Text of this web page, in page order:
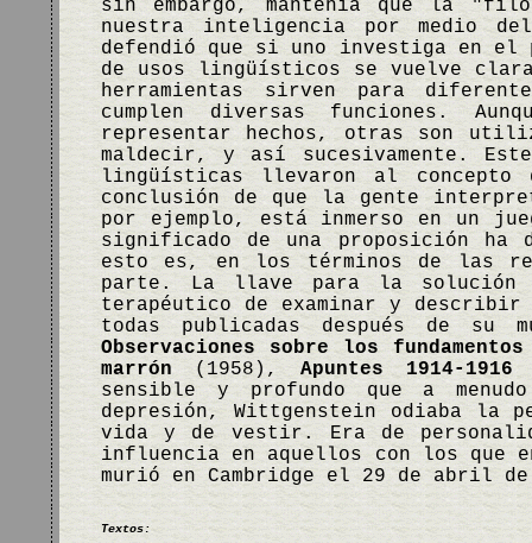
sin embargo, mantenía que la
nuestra inteligencia por medio
defendió que si uno investiga en
de usos lingüísticos se vuelve
herramientas sirven para
cumplen diversas funciones.
representar hechos, otras son
maldecir, y así sucesivamente.
lingüísticas llevaron al
conclusión de que la gente
por ejemplo, está inmerso en un
significado de una proposición ha
esto es, en los términos de las
parte. La llave para la solución
terapéutico de examinar y
todas publicadas después de su
Observaciones sobre los
marrón (1958),Apuntes 1914-1916
sensible y profundo que a
depresión, Wittgenstein odiaba la
vida y de vestir. Era de
influencia en aquellos con los que
murió en Cambridge el 29 de abril
Textos: